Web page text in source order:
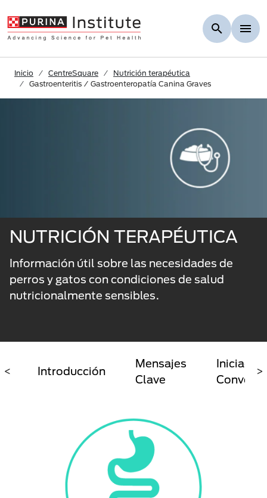
Inicio CentreSquare
Nutrición terapéutica
Gastroenteritis / Gastroenteropatía Canina Graves
NUTRICIÓN TERAPÉUTICA
Información útil sobre las necesidades de
perros y gatos con condiciones de salud
nutricionalmente sensibles.
< >
Introducción
Mensajes
Clave
Iniciador